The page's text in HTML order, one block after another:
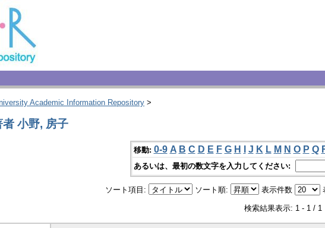
Academic Information Repository >
小野, 房子
移動: 0-9 A B C D E F G H J K L M N O P Q
あるいは、最初の数文字を入力してください:
ソート項目: ソート順: 表示件数
検索結果表示: 1 - 1 / 1